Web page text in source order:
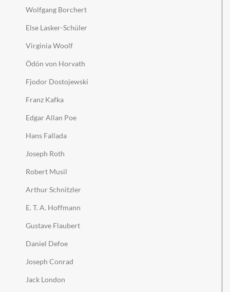
Wolfgang Borchert
Else Lasker-Schüler
Virginia Woolf
Ödön von Horvath
Fjodor Dostojewski
Franz Kafka
Edgar Allan Poe
Hans Fallada
Joseph Roth
Robert Musil
Arthur Schnitzler
E. T. A. Hoffmann
Gustave Flaubert
Daniel Defoe
Joseph Conrad
Jack London